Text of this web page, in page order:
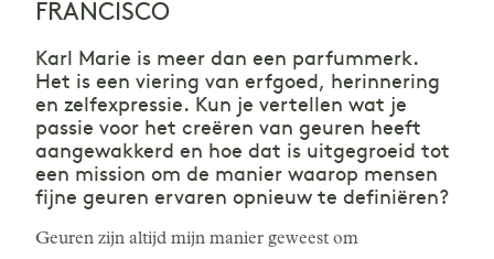
FRANCISCO
Karl Marie is meer dan een parfummerk.
Het is een viering van erfgoed, herinnering
en zelfexpressie. Kun je vertellen wat je
passie voor het creëren van geuren heeft
aangewakkerd en hoe dat is uitgegroeid tot
een mission om de manier waarop mensen
fijne geuren ervaren opnieuw te definiëren?
Geuren zijn altijd mijn manier geweest om